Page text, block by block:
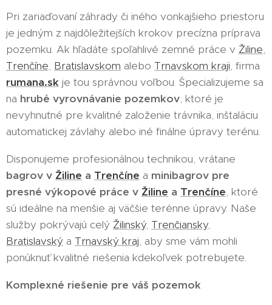
Pri zariaďovaní záhrady či iného vonkajšieho priestoru
je jedným z najdôležitejších krokov precízna príprava
pozemku. Ak hľadáte spoľahlivé zemné práce v Žiline,
Trenčíne, Bratislavskom alebo Trnavskom kraji, firma
rumana.sk je tou správnou voľbou. Špecializujeme sa
na hrubé vyrovnávanie pozemkov, ktoré je
nevyhnutné pre kvalitné založenie trávnika, inštaláciu
automatickej závlahy alebo iné finálne úpravy terénu.
Disponujeme profesionálnou technikou, vrátane
bagrov v Žiline a Trenčíne a minibagrov pre
presné výkopové práce v Žiline a Trenčíne, ktoré
sú ideálne na menšie aj väčšie terénne úpravy. Naše
služby pokrývajú celý Žilinský, Trenčiansky,
Bratislavský a Trnavský kraj, aby sme vám mohli
ponúknuť kvalitné riešenia kdekoľvek potrebujete.
Komplexné riešenie pre váš pozemok